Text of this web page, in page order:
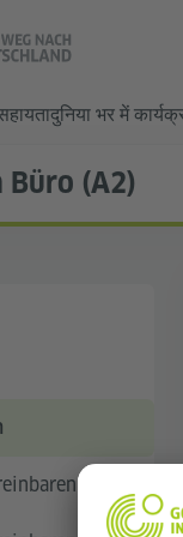
दुनिया भर में
(A2)
I